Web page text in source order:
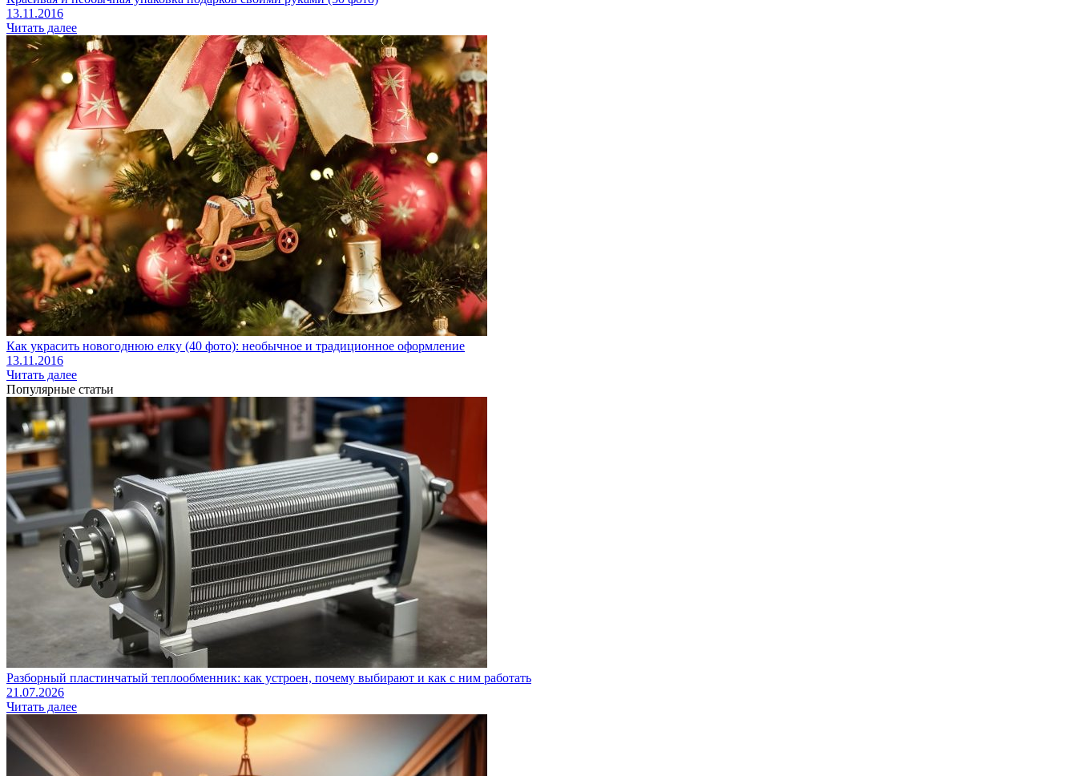
13.11.2016
Читать далее
Как украсить новогоднюю елку (40 фото): необычное и традиционное оформление
13.11.2016
Читать далее
Популярные статьи
Разборный пластинчатый теплообменник: как устроен, почему выбирают и как с ним работать
21.07.2026
Читать далее